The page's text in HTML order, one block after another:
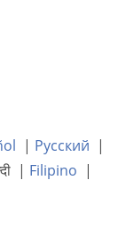
| Русский |
| Filipino |